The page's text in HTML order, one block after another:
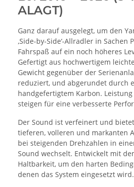
ALAGT)
Ganz darauf ausgelegt, um den
‚Side-by-Side‘-Allradler in Sachen
Fahrspaß auf ein noch höheres
Gefertigt aus hochwertigem
Gewicht gegenüber der
reduziert, und abgerundet durch
handgefertigtem Karbon.
steigen für eine verbesserte
Der Sound ist verfeinert und
tieferen, volleren und markanten
bei steigenden Drehzahlen in
Sound wechselt. Entwickelt mit
Haltbarkeit, um den harten
denen das System eingesetzt wird.